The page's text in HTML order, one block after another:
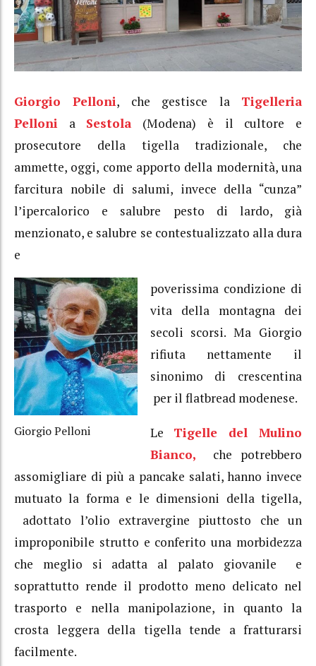
Giorgio Pelloni, che gestisce la Tigelleria
Pelloni a Sestola (Modena) è il cultore e
prosecutore della tigella tradizionale, che
ammette, oggi, come apporto della modernità, una
farcitura nobile di salumi, invece della “cunza”
l’ipercalorico e salubre pesto di lardo, già
menzionato, e salubre se contestualizzato alla dura
e
Giorgio Pelloni
poverissima condizione di
vita della montagna dei
secoli scorsi. Ma Giorgio
rifiuta nettamente il
sinonimo di crescentina
per il flatbread modenese.
Le Tigelle del Mulino
Bianco, che potrebbero
assomigliare di più a pancake salati, hanno invece
mutuato la forma e le dimensioni della tigella,
adottato l’olio extravergine piuttosto che un
improponibile strutto e conferito una morbidezza
che meglio si adatta al palato giovanile e
soprattutto rende il prodotto meno delicato nel
trasporto e nella manipolazione, in quanto la
crosta leggera della tigella tende a fratturarsi
facilmente.